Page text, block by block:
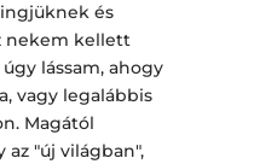
és
nekem kellett
lássam, ahogy
vagy legalábbis
Magától
"új világban",